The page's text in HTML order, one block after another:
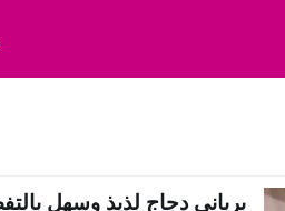
برياني دجاج لذيذ وسهل